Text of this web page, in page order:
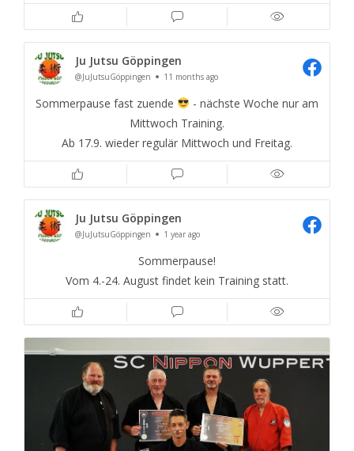
Ju Jutsu Göppingen
@JuJutsuGöppingen 11 months ago
Sommerpause fast zuende
- nächste Woche nur am
Mittwoch Training.
Ab 17.9. wieder regulär Mittwoch und Freitag.
Ju Jutsu Göppingen
@JuJutsuGöppingen 1 year ago
Sommerpause!
Vom 4.-24. August findet kein Training statt.